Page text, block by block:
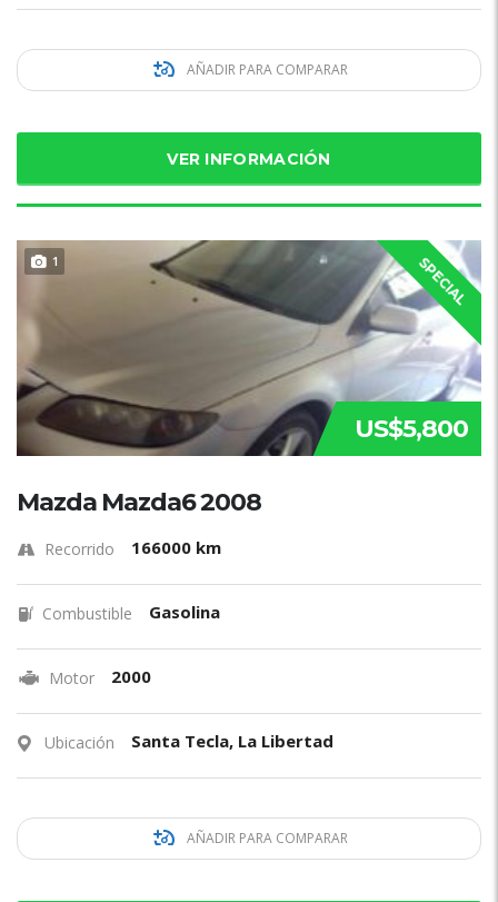
AÑADIR PARA COMPARAR
VER INFORMACIÓN
1 SPECIAL
US$5,800
Mazda Mazda6 2008
Recorrido 166000 km
Combustible Gasolina
Motor 2000
Ubicación Santa Tecla, La Libertad
AÑADIR PARA COMPARAR